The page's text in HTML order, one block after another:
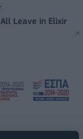
Leave in Elixir